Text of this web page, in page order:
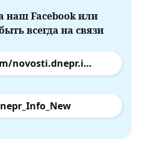
наш Facebook или
всегда на связи
facebook.com/novosti.dnepr.info